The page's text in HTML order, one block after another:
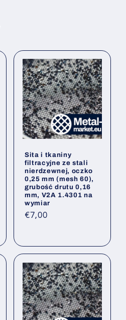
Sita i tkaniny
filtracyjne ze stali
nierdzewnej, oczko
0,25 mm (mesh 60),
grubość drutu 0,16
mm, V2A 1.4301 na
wymiar
Cena
€7,00